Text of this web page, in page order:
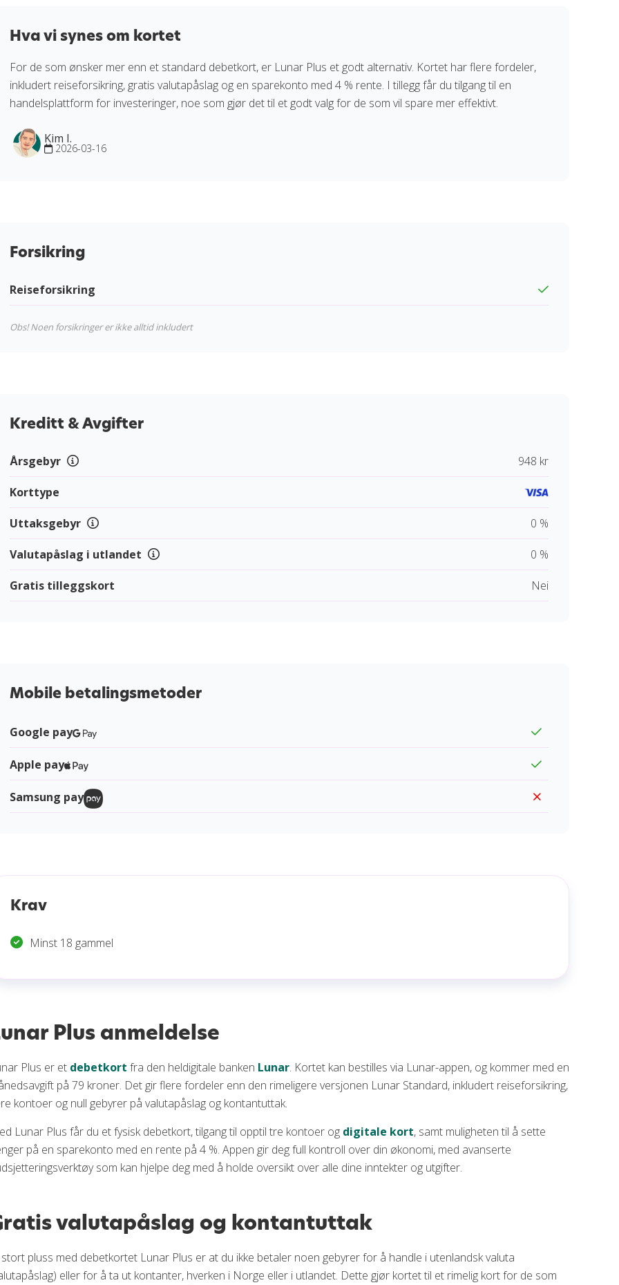
Hva vi synes om kortet
For de som ønsker mer enn et standard debetkort, er Lunar Plus et godt alternativ. Kortet har flere fordeler,
inkludert reiseforsikring, gratis valutapåslag og en sparekonto med 4 % rente. I tillegg får du tilgang til en
handelsplattform for investeringer, noe som gjør det til et godt valg for de som vil spare mer effektivt.
Kim I.
2026-03-16
Forsikring
Reiseforsikring
Obs! Noen forsikringer er ikke alltid inkludert
Kreditt & Avgifter
Årsgebyr 948 kr
Korttype
Uttaksgebyr 0 %
Valutapåslag i utlandet 0 %
Gratis tilleggskort Nei
Mobile betalingsmetoder
Google pay
Apple pay
Samsung pay
Krav
Minst 18 gammel
Plus anmeldelse
Plus er et debetkort fra den heldigitale banken Lunar. Kortet kan bestilles via Lunar-appen, og kommer med en
på 79 kroner. Det gir flere fordeler enn den rimeligere versjonen Lunar Standard, inkludert reiseforsikring,
kontoer og null gebyrer på valutapåslag og kontantuttak.
Lunar Plus får du et fysisk debetkort, tilgang til opptil tre kontoer og digitale kort, samt muligheten til å sette
på en sparekonto med en rente på 4 %. Appen gir deg full kontroll over din økonomi, med avanserte
som kan hjelpe deg med å holde oversikt over alle dine inntekter og utgifter.
valutapåslag og kontantuttak
stort pluss med debetkortet Lunar Plus er at du ikke betaler noen gebyrer for å handle i utenlandsk valuta
eller for å ta ut kontanter, hverken i Norge eller i utlandet. Dette gjør kortet til et rimelig kort for de som